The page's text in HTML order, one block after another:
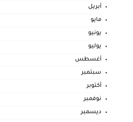
أبريل
مايو
يونيو
يوليو
أغسطس
سبتمبر
أكتوبر
نوفمبر
ديسمبر